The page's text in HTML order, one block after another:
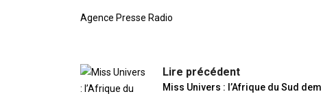
Agence Presse Radio
Lire précédent
Miss Univers : l’Afrique du Sud